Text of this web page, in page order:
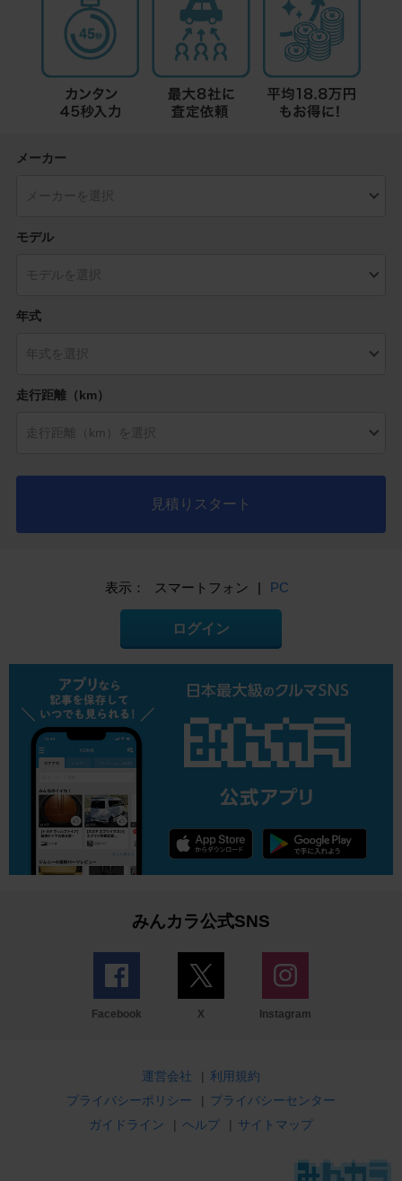
メーカー
モデル
年式
走行距離（km）
見積りスタート
表示： スマートフォン | PC
ログイン
みんカラ公式SNS
Facebook X Instagram
運営会社 | 利用規約
プライバシーポリシー
| プライバシーセンター
ガイドライン
| ヘルプ | サイトマップ